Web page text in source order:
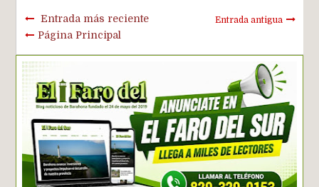
Entrada más reciente Entrada antigua
Página Principal